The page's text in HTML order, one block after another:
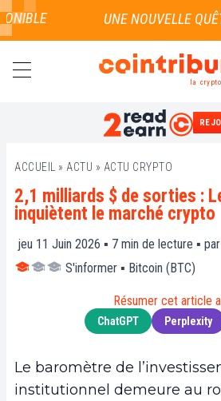
la
ACCUEIL » ACTU » ACTU CRYPTO
2,1 milliards $ de sorties :
inquiètent le marché crypto
jeu 11 Juin 2026 ▪ 7 min de lecture ▪ par
S'informer ▪ Bitcoin (BTC)
Résumer cet article
ChatGPT Perplexity
Le baromètre de
institutionnel demeure au